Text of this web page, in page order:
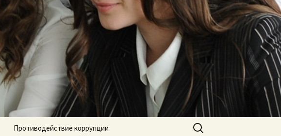
Противодействие коррупции
Найти: